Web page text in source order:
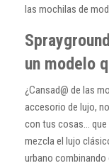
las mochilas de
un modelo
¿Cansad@ de las
accesorio de lujo,
con tus cosas… que
mezcla el lujo
urbano